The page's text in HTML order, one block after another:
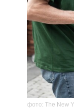
фото: The New